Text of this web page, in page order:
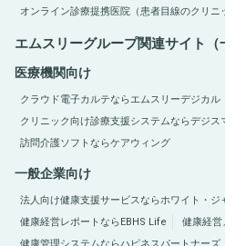
オンライン診療提携医院（患者目線のクリニ
エムスリーグループ関連サイト（
医療機関向け
クラウド電子カルテならエムスリーデジカル
クリニック向け診療支援システムならデジス
訪問介護ソフトならケアウィング
一般企業向け
法人向け健康支援サービスならホワイト・ジ
健康経営レポートならEBHS Life
健康経営